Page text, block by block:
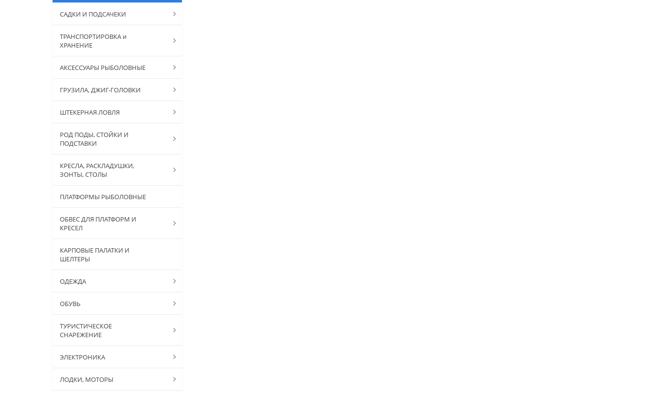
САДКИ И ПОДСАЧЕКИ
ТРАНСПОРТИРОВКА и
ХРАНЕНИЕ
АКСЕССУАРЫ РЫБОЛОВНЫЕ
ГРУЗИЛА, ДЖИГ-ГОЛОВКИ
ШТЕКЕРНАЯ ЛОВЛЯ
РОД ПОДЫ, СТОЙКИ И
ПОДСТАВКИ
КРЕСЛА, РАСКЛАДУШКИ,
ЗОНТЫ, СТОЛЫ
ПЛАТФОРМЫ РЫБОЛОВНЫЕ
ОБВЕС ДЛЯ ПЛАТФОРМ И
КРЕСЕЛ
КАРПОВЫЕ ПАЛАТКИ И
ШЕЛТЕРЫ
ОДЕЖДА
ОБУВЬ
ТУРИСТИЧЕСКОЕ
СНАРЕЖЕНИЕ
ЭЛЕКТРОНИКА
ЛОДКИ, МОТОРЫ